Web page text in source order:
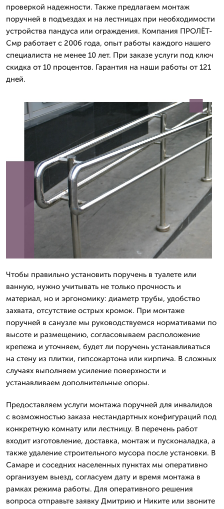
проверкой надежности. Также предлагаем монтаж
поручней в подъездах и на лестницах при необходимости
устройства пандуса или ограждения. Компания ПРОЛЁТ-
Смр работает с 2006 года, опыт работы каждого нашего
специалиста не менее 10 лет. При заказе услуги под ключ
скидка от 10 процентов. Гарантия на наши работы от 121
дней.
Чтобы правильно установить поручень в туалете или
ванную, нужно учитывать не только прочность и
материал, но и эргономику: диаметр трубы, удобство
захвата, отсутствие острых кромок. При монтаже
поручней в санузле мы руководствуемся нормативами по
высоте и размещению, согласовываем расположение
крепежа и уточняем, будет ли поручень устанавливаться
на стену из плитки, гипсокартона или кирпича. В сложных
случаях выполняем усиление поверхности и
устанавливаем дополнительные опоры.
Предоставляем услуги монтажа поручней для инвалидов
с возможностью заказа нестандартных конфигураций под
конкретную комнату или лестницу. В перечень работ
входит изготовление, доставка, монтаж и пусконаладка, а
также удаление строительного мусора после установки. В
Самаре и соседних населенных пунктах мы оперативно
организуем выезд, согласуем дату и время монтажа в
рамках режима работы. Для оперативного решения
вопроса отправьте заявку Дмитрию и Никите или звоните